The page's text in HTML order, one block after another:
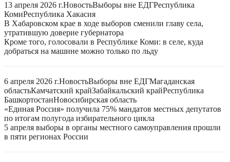
13 апреля 2026 г.НовостьВыборы вне ЕДГРеспублика
КомиРеспублика Хакасия
В Хабаровском крае в ходе выборов сменили главу села,
утратившую доверие губернатора
Кроме того, голосовали в Республике Коми: в селе, куда
добраться на машине можно только по льду
6 апреля 2026 г.НовостьВыборы вне ЕДГМагаданская
областьКамчатский крайЗабайкальский крайРеспублика
БашкортостанНовосибирская область
«Единая Россия» получила 75% мандатов местных депутатов
по итогам полугода избирательного цикла
5 апреля выборы в органы местного самоуправления прошли
в пяти регионах России